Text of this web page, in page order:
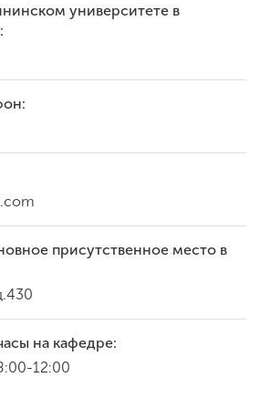
университете в
присутственное место в
на кафедре:
12:00